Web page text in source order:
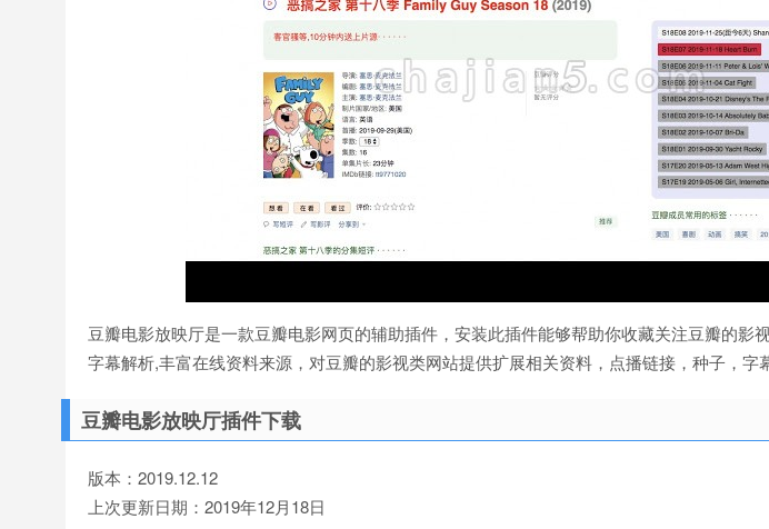
豆瓣电影放映厅是一款豆瓣电影网页的辅助插件，安装此插件能够帮助你收藏关注豆瓣的影
字幕解析,丰富在线资料来源，对豆瓣的影视类网站提供扩展相关资料，点播链接，种子，字
豆瓣电影放映厅插件下载
版本：2019.12.12
上次更新日期：2019年12月18日